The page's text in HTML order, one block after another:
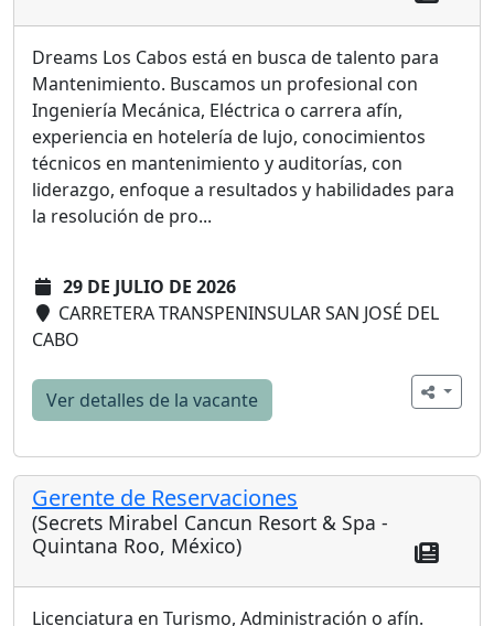
Dreams Los Cabos está en busca de talento para
Mantenimiento. Buscamos un profesional con
Ingeniería Mecánica, Eléctrica o carrera afín,
experiencia en hotelería de lujo, conocimientos
técnicos en mantenimiento y auditorías, con
liderazgo, enfoque a resultados y habilidades para
la resolución de pro...
29 DE JULIO DE 2026
CARRETERA TRANSPENINSULAR SAN JOSÉ DEL
CABO
Ver detalles de la vacante
Gerente de Reservaciones
(Secrets Mirabel Cancun Resort & Spa -
Quintana Roo, México)
Licenciatura en Turismo, Administración o afín.